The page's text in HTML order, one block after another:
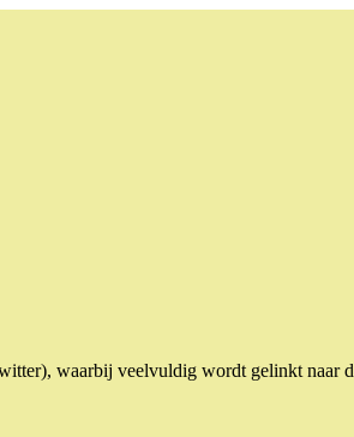
waarbij veelvuldig wordt gelinkt naar